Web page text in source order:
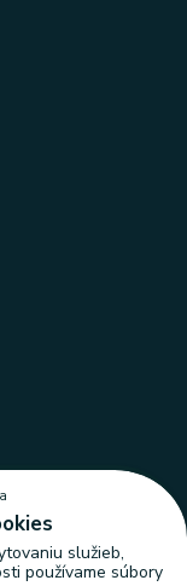
služieb,
používame súbory